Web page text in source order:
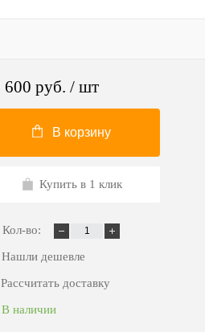
600 руб. / шт
В корзину
Купить в 1 клик
Кол-во:
Нашли дешевле
Рассчитать доставку
В наличии